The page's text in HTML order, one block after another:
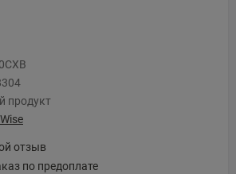
продукт
Wise
отзыв
по предоплате